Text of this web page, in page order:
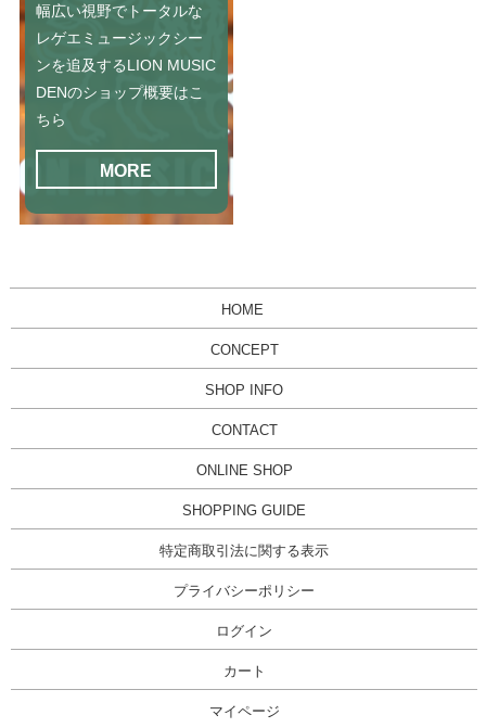
幅広い視野でトータルな
レゲエミュージックシー
ンを追及するLION MUSIC
DENのショップ概要はこ
ちら
MORE
HOME
CONCEPT
SHOP INFO
CONTACT
ONLINE SHOP
SHOPPING GUIDE
特定商取引法に関する表示
プライバシーポリシー
ログイン
カート
マイページ